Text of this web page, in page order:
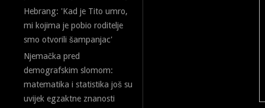
Hebrang: 'Kad je Tito umro,
mi kojima je pobio roditelje
smo otvorili šampanjac'
Njemačka pred
demografskim slomom:
matematika i statistika još su
uvijek egzaktne znanosti